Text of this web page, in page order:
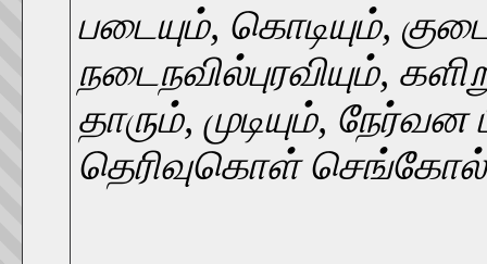
படையும், கொடியும்,
நடைநவில்புரவியும்,
தாரும், முடியும், நேர்வன
தெரிவுகொள் செங்கோல்